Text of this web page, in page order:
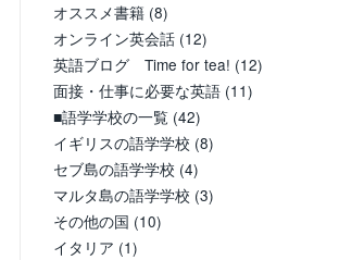
オススメ書籍 (8)
オンライン英会話 (12)
英語ブログ Time for tea! (12)
面接・仕事に必要な英語 (11)
■語学学校の一覧 (42)
イギリスの語学学校 (8)
セブ島の語学学校 (4)
マルタ島の語学学校 (3)
その他の国 (10)
イタリア (1)